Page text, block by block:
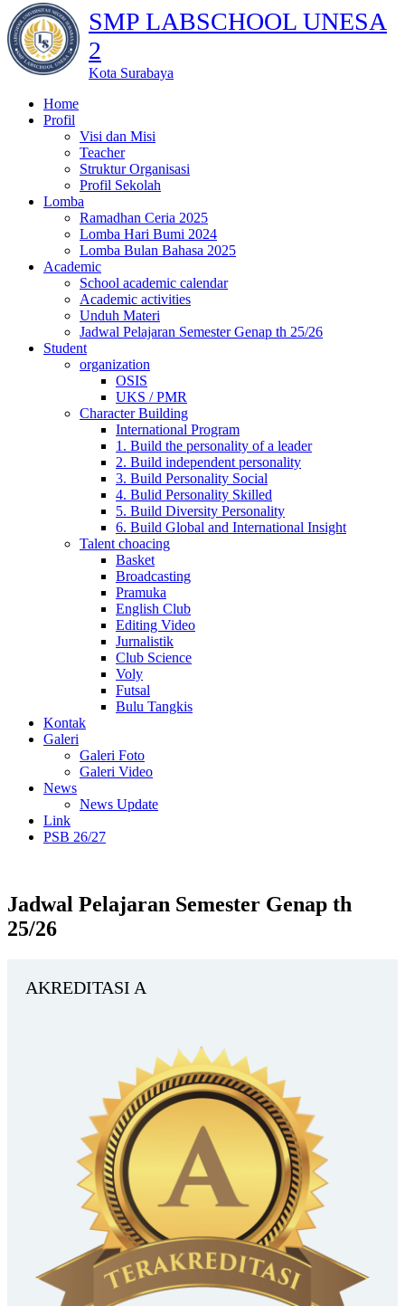
SMP LABSCHOOL UNESA
2
Kota Surabaya
Home
Profil
Visi dan Misi
Teacher
Struktur Organisasi
Profil Sekolah
Lomba
Ramadhan Ceria 2025
Lomba Hari Bumi 2024
Lomba Bulan Bahasa 2025
Academic
School academic calendar
Academic activities
Unduh Materi
Jadwal Pelajaran Semester Genap th 25/26
Student
organization
OSIS
UKS / PMR
Character Building
International Program
1. Build the personality of a leader
2. Build independent personality
3. Build Personality Social
4. Bulid Personality Skilled
5. Build Diversity Personality
6. Build Global and International Insight
Talent choacing
Basket
Broadcasting
Pramuka
English Club
Editing Video
Jurnalistik
Club Science
Voly
Futsal
Bulu Tangkis
Kontak
Galeri
Galeri Foto
Galeri Video
News
News Update
Link
PSB 26/27
Jadwal Pelajaran Semester Genap th
25/26
AKREDITASI A